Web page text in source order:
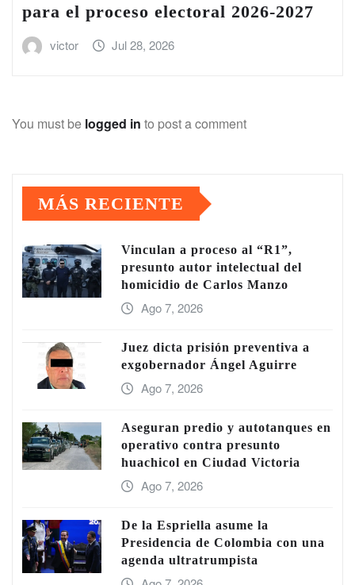
para el proceso electoral 2026-2027
victor Jul 28, 2026
You must be logged in to post a comment
MÁS RECIENTE
Vinculan a proceso al “R1”,
presunto autor intelectual del
homicidio de Carlos Manzo
Ago 7, 2026
Juez dicta prisión preventiva a
exgobernador Ángel Aguirre
Ago 7, 2026
Aseguran predio y autotanques en
operativo contra presunto
huachicol en Ciudad Victoria
Ago 7, 2026
De la Espriella asume la
Presidencia de Colombia con una
agenda ultratrumpista